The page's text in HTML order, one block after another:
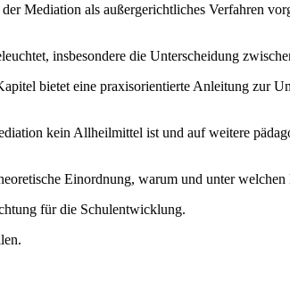
Mediation als außergerichtliches Verfahren
insbesondere die Unterscheidung
bietet eine praxisorientierte Anleitung zur
kein Allheilmittel ist und auf weitere
Einordnung, warum und unter
für die Schulentwicklung.